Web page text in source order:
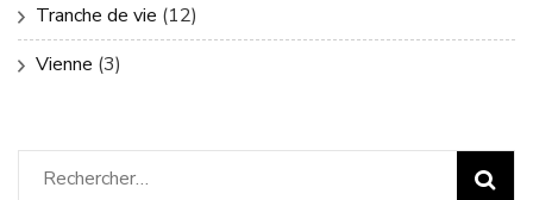
Tranche de vie (12)
Vienne (3)
Rechercher :